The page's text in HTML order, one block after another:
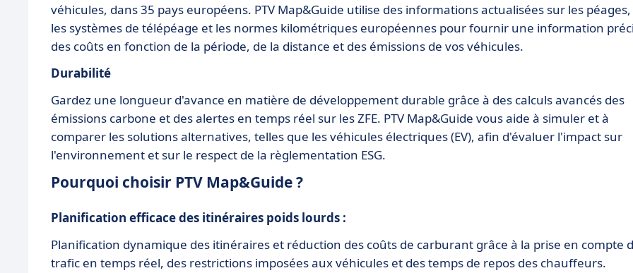
véhicules, dans 35 pays européens. PTV Map&Guide utilise des informations actualisées sur les péages,
les systèmes de télépéage et les normes kilométriques européennes pour fournir une information
des coûts en fonction de la période, de la distance et des émissions de vos véhicules.
Durabilité
Gardez une longueur d'avance en matière de développement durable grâce à des calculs avancés des
émissions carbone et des alertes en temps réel sur les ZFE. PTV Map&Guide vous aide à simuler et à
comparer les solutions alternatives, telles que les véhicules électriques (EV), afin d'évaluer l'impact sur
l'environnement et sur le respect de la règlementation ESG.
Pourquoi choisir PTV Map&Guide ?
Planification efficace des itinéraires poids lourds :
Planification dynamique des itinéraires et réduction des coûts de carburant grâce à la prise en compte
trafic en temps réel, des restrictions imposées aux véhicules et des temps de repos des chauffeurs.